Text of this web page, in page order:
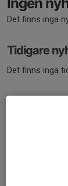
Det finns inga
Tidigare
Det finns inga